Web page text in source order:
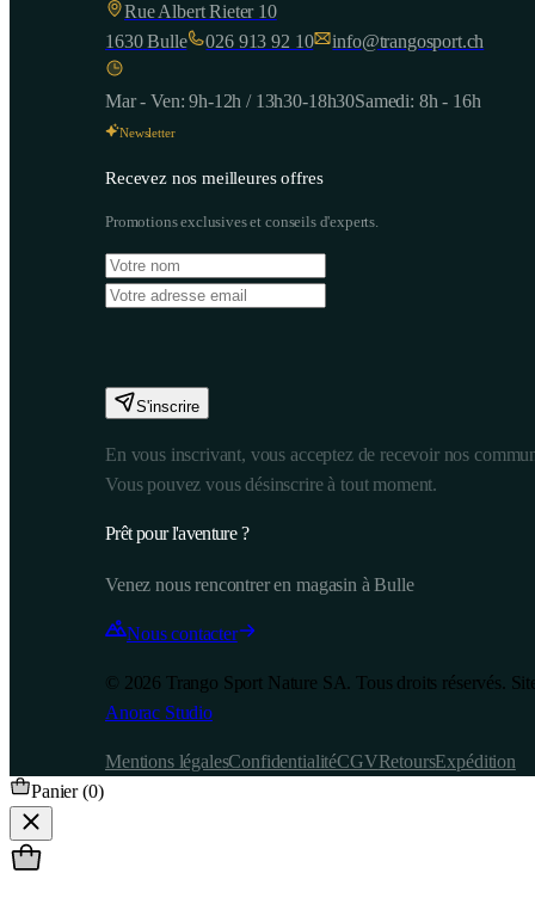
Rue Albert Rieter 10
1630 Bulle 026 913 92 10 info@trangosport.ch
Mar - Ven: 9h-12h / 13h30-18h30Samedi: 8h - 16h
Newsletter
Recevez nos meilleures offres
Promotions exclusives et conseils d'experts.
S'inscrire
En vous inscrivant, vous acceptez de recevoir nos
Vous pouvez vous désinscrire à tout moment.
Prêt pour l'aventure ?
Venez nous rencontrer en magasin à Bulle
Nous contacter
© 2026 Trango Sport Nature SA. Tous droits réservés.
Anorac Studio
Mentions légalesConfidentialitéCGVRetoursExpédition
Panier (0)